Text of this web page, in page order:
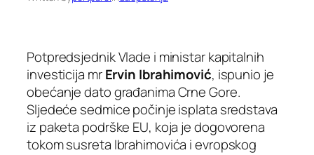
Potpredsjednik Vlade i ministar kapitalnih
investicija mrErvin Ibrahimović, ispunio je
obećanje dato građanima Crne Gore.
Sljedeće sedmice počinje isplata sredstava
iz paketa podrške EU, koja je dogovorena
tokom susreta Ibrahimovića i evropskog